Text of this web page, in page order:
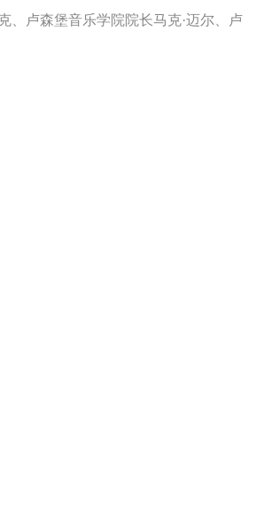
、卢森堡音乐学院院长马克·迈尔、卢